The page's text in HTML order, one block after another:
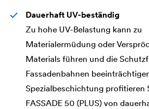
Dauerhaft UV-beständig
Zu hohe UV-Belastung kann zu
Materialermüdung oder
Materials führen und die
Fassadenbahnen
Spezialbeschichtung profitieren
FASSADE 50 (PLUS) von